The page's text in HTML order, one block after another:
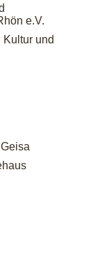
e.V.
und